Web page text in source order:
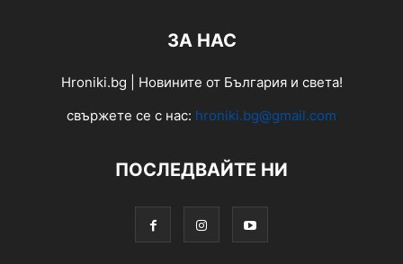
ЗА НАС
Hroniki.bg | Новините от България и света!
свържете се с нас: hroniki.bg@gmail.com
ПОСЛЕДВАЙТЕ НИ